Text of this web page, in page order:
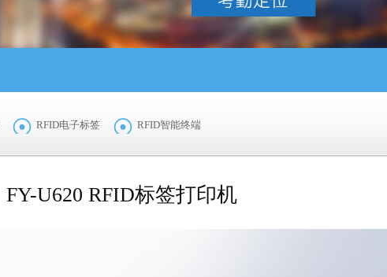
RFID电子标签 RFID智能终端
FY-U620 RFID标签打印机